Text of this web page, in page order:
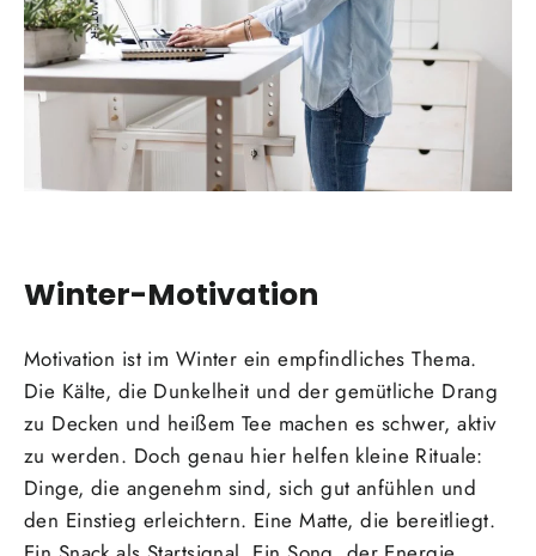
Winter-Motivation
Motivation ist im Winter ein empfindliches Thema.
Die Kälte, die Dunkelheit und der gemütliche Drang
zu Decken und heißem Tee machen es schwer, aktiv
zu werden. Doch genau hier helfen kleine Rituale:
Dinge, die angenehm sind, sich gut anfühlen und
den Einstieg erleichtern. Eine Matte, die bereitliegt.